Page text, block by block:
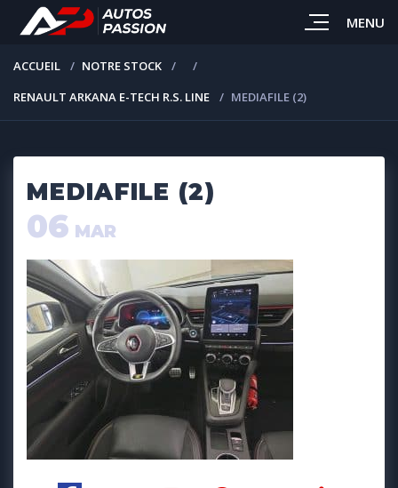
MENU
ACCUEIL
NOTRE STOCK
RENAULT ARKANA E-TECH R.S. LINE
MEDIAFILE (2)
MEDIAFILE (2)
06 MAR